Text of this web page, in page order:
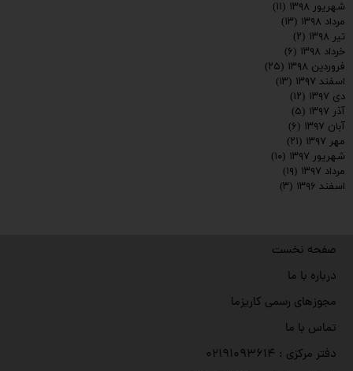
شهریور ۱۳۹۸
(۱۱)
مرداد ۱۳۹۸
(۱۳)
تیر ۱۳۹۸
(۲)
خرداد ۱۳۹۸
(۶)
فروردین ۱۳۹۸
(۲۵)
اسفند ۱۳۹۷
(۱۳)
دی ۱۳۹۷
(۱۲)
آذر ۱۳۹۷
(۵)
آبان ۱۳۹۷
(۶)
مهر ۱۳۹۷
(۲۱)
شهریور ۱۳۹۷
(۱۰)
مرداد ۱۳۹۷
(۱۹)
اسفند ۱۳۹۶
(۳)
صفحه نخست
درباره با ما
مجوزهای رسمی کاریزما
تماس با ما
دفتر مرکزی : ۰۲۱۹۱۰۹۳۶۱۴